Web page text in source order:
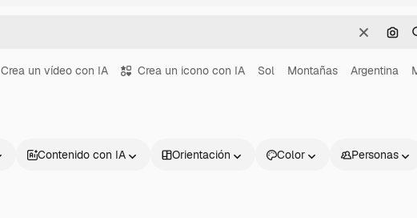
Borrar
Crea un vídeo con IA Crea un icono con IA Sol Montañas Argentina
Contenido con IA Orientación Color Personas